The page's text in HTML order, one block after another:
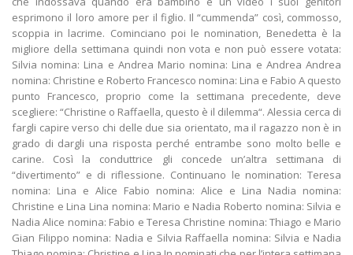
esprimono il loro amore per il figlio. Il “cummenda” così, commosso,
scoppia in lacrime. Cominciano poi le nomination, Benedetta è la
migliore della settimana quindi non vota e non può essere votata:
Silvia nomina: Lina e Andrea Mario nomina: Lina e Andrea Andrea
nomina: Christine e Roberto Francesco nomina: Lina e Fabio A questo
punto Francesco, proprio come la settimana precedente, deve
scegliere: “Christine o Raffaella, questo è il dilemma“. Alessia cerca di
fargli capire verso chi delle due sia orientato, ma il ragazzo non è in
grado di dargli una risposta perché entrambe sono molto belle e
carine. Così la conduttrice gli concede un’altra settimana di
“divertimento” e di riflessione. Continuano le nomination: Teresa
nomina: Lina e Alice Fabio nomina: Alice e Lina Nadia nomina:
Christine e Lina Lina nomina: Mario e Nadia Roberto nomina: Silvia e
Nadia Alice nomina: Fabio e Teresa Christine nomina: Thiago e Mario
Gian Filippo nomina: Nadia e Silvia Raffaella nomina: Silvia e Nadia